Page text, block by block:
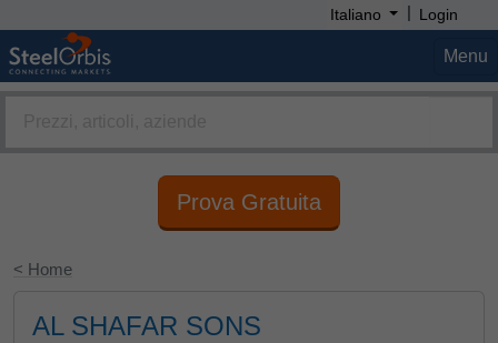
Italiano | Login
Menu
Prova Gratuita
< Home
AL SHAFAR SONS